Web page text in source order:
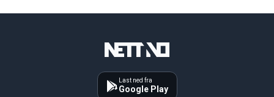
Last ned fra
Google Play